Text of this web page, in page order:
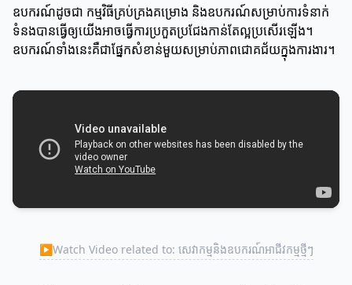
ឧបករណ៍ដូចជា កម្មវិធីគ្រប់គ្រងគម្រោង និងឧបករណ៍សម្រាប់ការទំនាក់
ទំនងបានធ្វើឲ្យយើងអាចធ្វើការប្រកួតប្រជែងកាន់តែល្អប្រសើរឡើង។
ឧបករណ៍ទាំងនេះគឺជាផ្នែកសំខាន់មួយសម្រាប់ភាពជោគជ័យក្នុងការងារ។
▶Watch Video related to: សេវាកម្មនិងឧបករណ៍អាជីវកម្មថ្មីៗ